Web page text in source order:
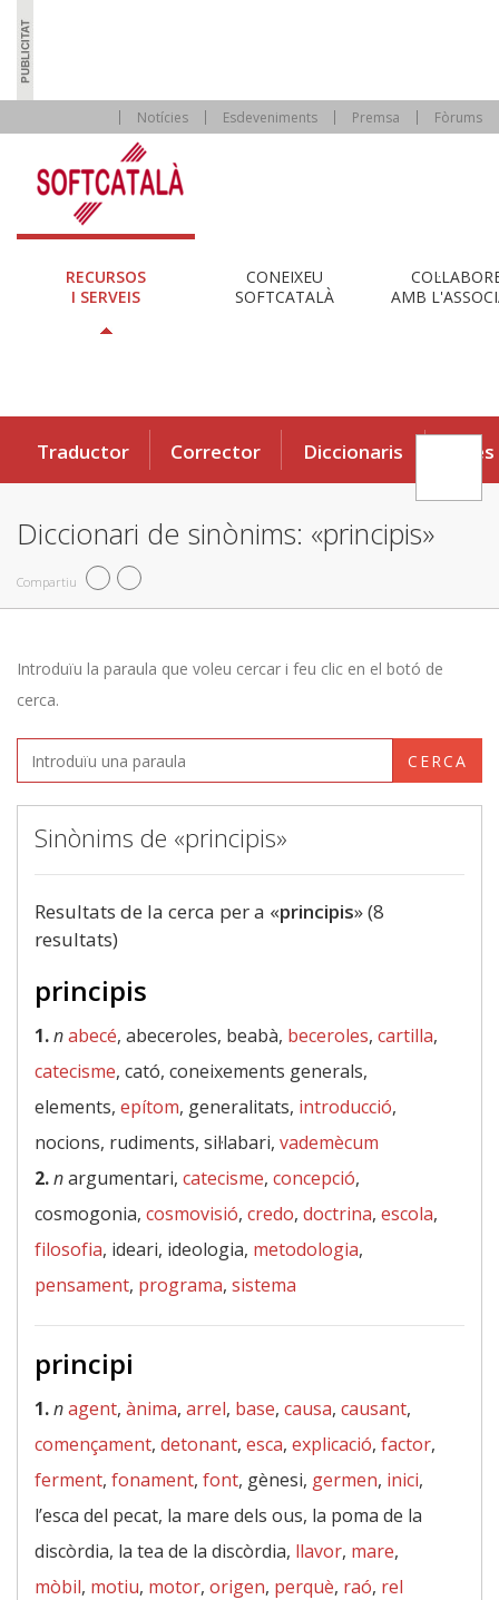
Notícies Esdeveniments Premsa Fòrums
RECURSOS
I SERVEIS
CONEIXEU
SOFTCATALÀ
AMB
Traductor Corrector Diccionaris Eines
Diccionari de sinònims: «principis»
Compartiu
Introduïu la paraula que voleu cercar i feu clic en el botó de
cerca.
CERCA
Sinònims de «principis»
Resultats de la cerca per a «principis» (8
resultats)
principis
1.nabecé, abeceroles, beabà, beceroles, cartilla,
catecisme, cató, coneixements generals,
elements, epítom, generalitats, introducció,
nocions, rudiments, sil·labari, vademècum
2.nargumentari, catecisme, concepció,
cosmogonia, cosmovisió, credo, doctrina, escola,
filosofia, ideari, ideologia, metodologia,
pensament, programa, sistema
principi
1.nagent, ànima, arrel, base, causa, causant,
començament, detonant, esca, explicació, factor,
ferment, fonament, font, gènesi, germen, inici,
l’esca del pecat, la mare dels ous, la poma de la
discòrdia, la tea de la discòrdia, llavor, mare,
mòbil, motiu, motor, origen, perquè, raó, rel